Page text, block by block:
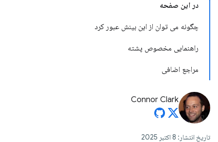
در این صفحه
چگونه می توان از این بینش عبور کرد
راهنمایی مخصوص پشته
مراجع اضافی
Connor Clark
تاریخ انتشار: 8 اکتبر 2025